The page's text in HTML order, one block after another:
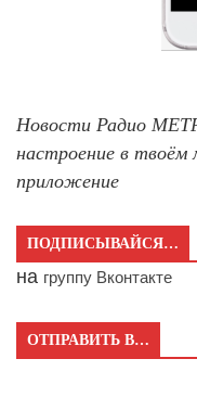
Новости Радио
настроение в твоём
приложение
ПОДПИСЫВАЙСЯ…
на группу Вконтакте
ОТПРАВИТЬ В…